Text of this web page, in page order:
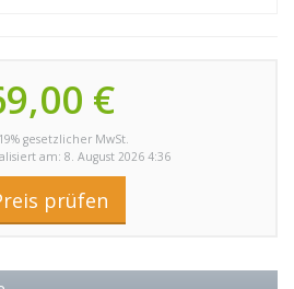
€
gesetzlicher MwSt.
am: 8. August 2026 4:36
prüfen